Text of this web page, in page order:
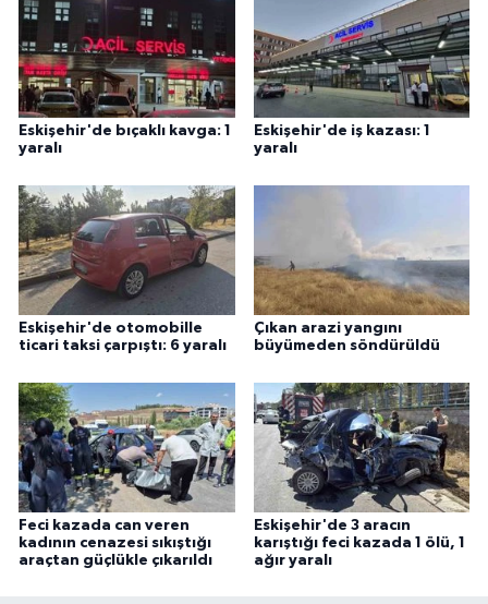
Eskişehir'de bıçaklı kavga: 1
yaralı
Eskişehir'de iş kazası: 1
yaralı
Eskişehir'de otomobille
ticari taksi çarpıştı: 6 yaralı
Çıkan arazi yangını
büyümeden söndürüldü
Feci kazada can veren
kadının cenazesi sıkıştığı
araçtan güçlükle çıkarıldı
Eskişehir'de 3 aracın
karıştığı feci kazada 1 ölü, 1
ağır yaralı